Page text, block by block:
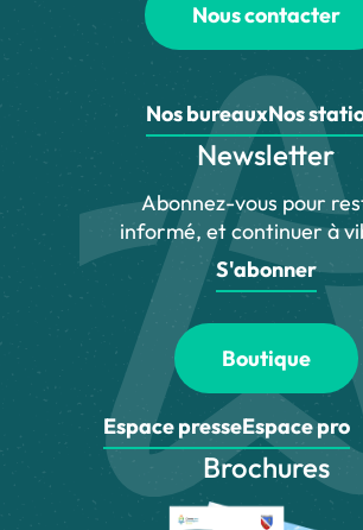
Nous contacter
Nos bureauxNos
Newsletter
Abonnez-vous pour
informé, et continuer à
S'abonner
Boutique
Espace presseEspace pro
Brochures